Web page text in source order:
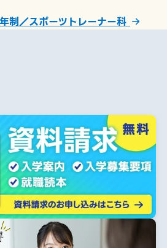
制／スポーツトレーナー科